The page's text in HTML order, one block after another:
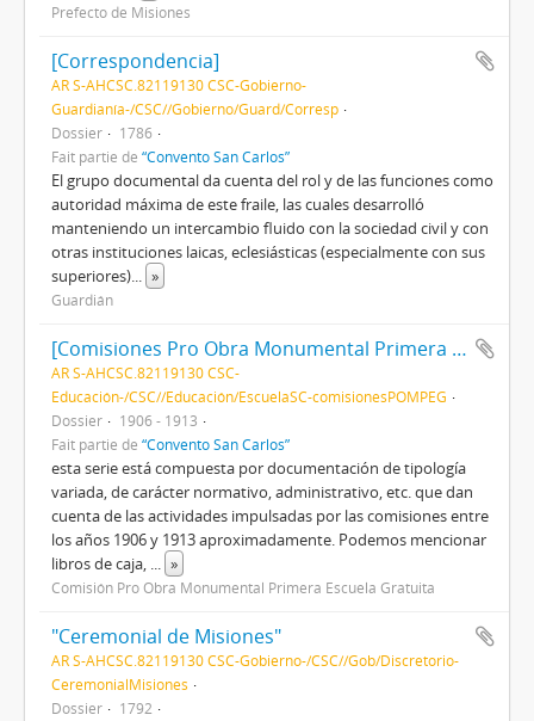
Prefecto de Misiones
[Correspondencia]
AR S-AHCSC.82119130 CSC-Gobierno-
Guardianía-/CSC//Gobierno/Guard/Corresp
Dossier
1786
Fait partie de “Convento San Carlos”
El grupo documental da cuenta del rol y de las funciones como
autoridad máxima de este fraile, las cuales desarrolló
manteniendo un intercambio fluido con la sociedad civil y con
otras instituciones laicas, eclesiásticas (especialmente con sus
superiores)... »
Guardián
[Comisiones Pro Obra Monumental Primera Escuela Gratuita]
AR S-AHCSC.82119130 CSC-
Educación-/CSC//Educación/EscuelaSC-comisionesPOMPEG
Dossier
1906 - 1913
Fait partie de “Convento San Carlos”
esta serie está compuesta por documentación de tipología
variada, de carácter normativo, administrativo, etc. que dan
cuenta de las actividades impulsadas por las comisiones entre
los años 1906 y 1913 aproximadamente. Podemos mencionar
libros de caja, ... »
Comisión Pro Obra Monumental Primera Escuela Gratuita
"Ceremonial de Misiones"
AR S-AHCSC.82119130 CSC-Gobierno-/CSC//Gob/Discretorio-
CeremonialMisiones
Dossier
1792